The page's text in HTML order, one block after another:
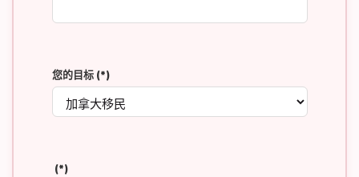
您的目标 (*)
(*)